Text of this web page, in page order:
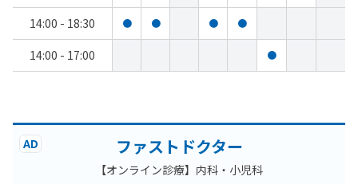
14:00 - 18:30 ● ● ● ●
14:00 - 17:00 ●
AD ファストドクター
【オンライン診療】内科・小児科